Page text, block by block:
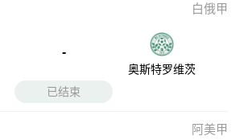
白俄甲
-
奥斯特罗维茨
已结束
阿美甲